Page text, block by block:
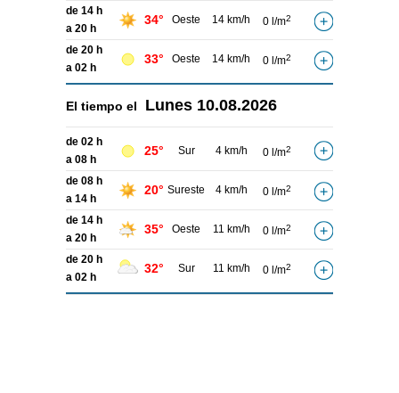
de 14 h
a 20 h
34° Oeste 14 km/h 0 l/m2
de 20 h
a 02 h
33° Oeste 14 km/h 0 l/m2
El tiempo el Lunes 10.08.2026
de 02 h
a 08 h
25° Sur 4 km/h 0 l/m2
de 08 h
a 14 h
20° Sureste 4 km/h 0 l/m2
de 14 h
a 20 h
35° Oeste 11 km/h 0 l/m2
de 20 h
a 02 h
32° Sur 11 km/h 0 l/m2